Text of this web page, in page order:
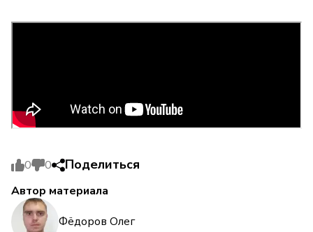
0 0 Поделиться
Автор материала
Фёдоров Олег